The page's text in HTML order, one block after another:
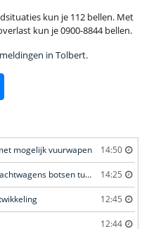
kun je 112 bellen. Met
kun je 0900-8844 bellen.
in Tolbert.
mogelijk vuurwapen 14:50
Grote verkeershinder doordat twee vrachtwagens botsen tunnel 14:25
12:45
12:44